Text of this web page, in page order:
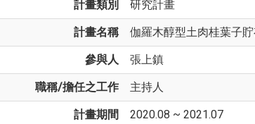
計畫類別 研究計畫
計畫名稱 伽羅木醇型土肉桂葉子
參與人 張上鎮
職稱/擔任之工作 主持人
計畫期間 2020.08 ~ 2021.07